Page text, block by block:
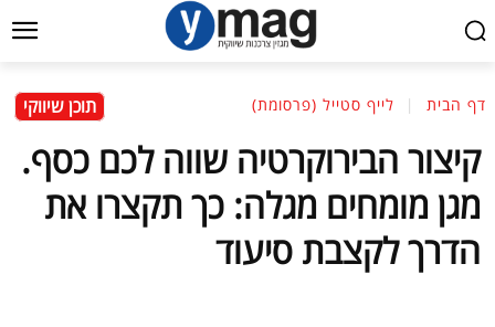
דף הבית לייף סטייל (פרסומת) תוכן שיווקי
קיצור הבירוקרטיה שווה לכם כסף.
מגן מומחים מגלה: כך תקצרו את
הדרך לקצבת סיעוד